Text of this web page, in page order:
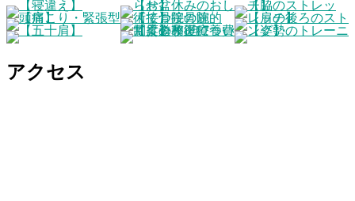
アクセス